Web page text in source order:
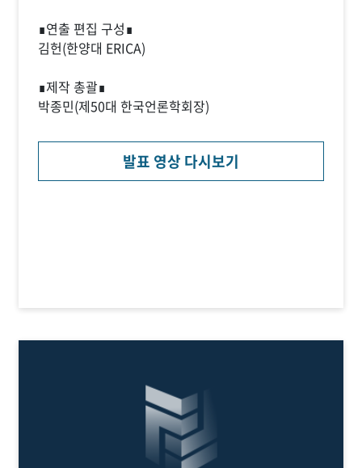
∎연출 편집 구성∎
김헌(한양대 ERICA)
∎제작 총괄∎
박종민(제50대 한국언론학회장)
발표 영상 다시보기